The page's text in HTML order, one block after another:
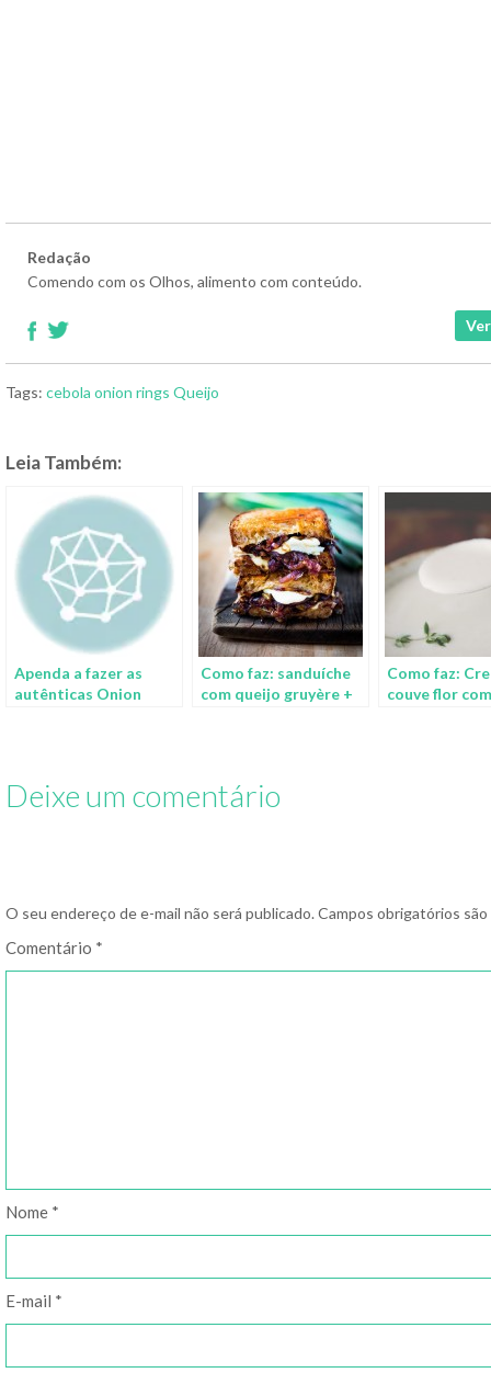
Redação
Comendo com os Olhos, alimento com conteúdo.
Tags: cebola onion rings Queijo
Leia Também:
Apenda a fazer as
autênticas Onion
Como faz: sanduíche
com queijo gruyère +
Como faz:
couve flor
Deixe um comentário
O seu endereço de e-mail não será publicado. Campos obrigatórios
Comentário *
Nome *
E-mail *